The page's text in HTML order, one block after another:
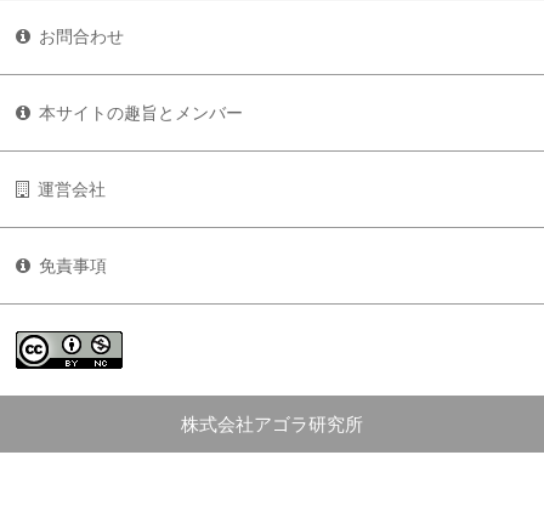
お問合わせ
本サイトの趣旨とメンバー
運営会社
免責事項
株式会社アゴラ研究所